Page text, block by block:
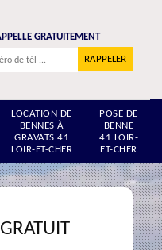
GRATUITEMENT
LOCATION DE
BENNES À
GRAVATS 41
LOIR-ET-CHER
POSE DE
BENNE
41 LOIR-
ET-CHER